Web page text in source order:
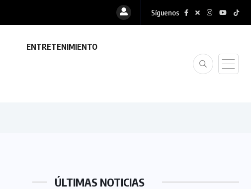
Síguenos
ENTRETENIMIENTO
ÚLTIMAS NOTICIAS